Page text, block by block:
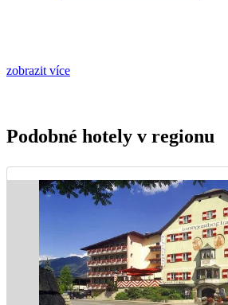
zobrazit více
Podobné hotely v regionu